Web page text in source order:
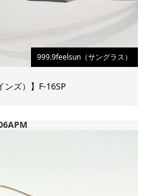
999.9feelsun（サングラス）
ンズ）】F-16SP